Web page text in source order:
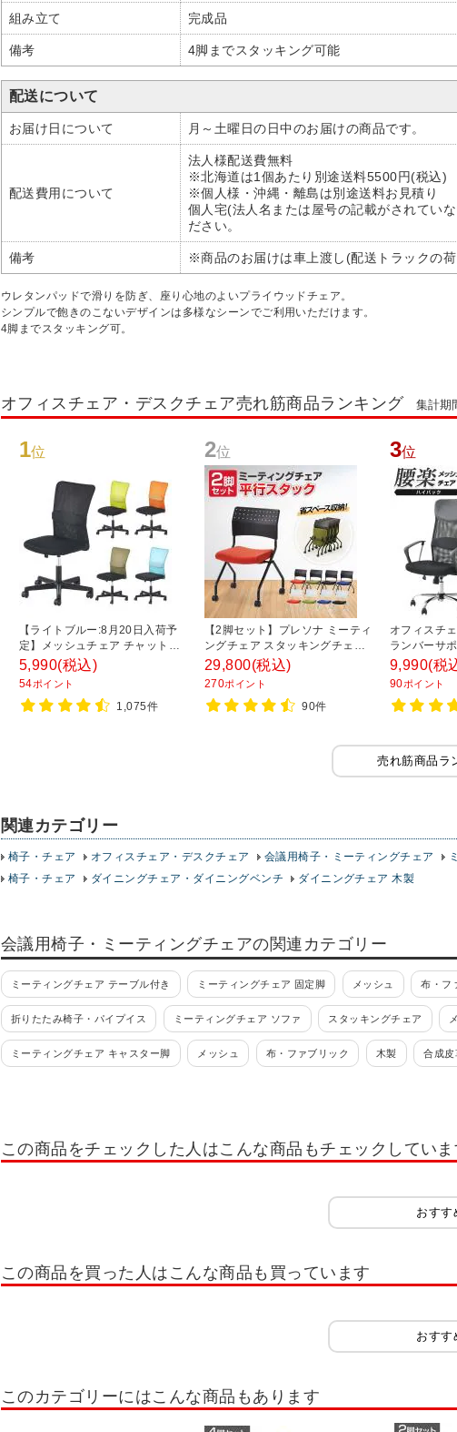
組み立て 完成品
備考 4脚までスタッキング可能
配送について
お届け日について 月～土曜日の日中のお届けの商品です。
配送費用について
法人様配送費無料
※北海道は1個あたり別途送料5500円(税込)
※個人様・沖縄・離島は別途送料お見積り
個人宅(法人名または屋号の記載がされてい
ださい。
備考 ※商品のお届けは車上渡し(配送トラックの荷
ウレタンパッドで滑りを防ぎ、座り心地のよいプライウッドチェア。
シンプルで飽きのこないデザインは多様なシーンでご利用いただけます。
4脚までスタッキング可。
オフィスチェア・デスクチェア売れ筋商品ランキング 集計期
1位
【ライトブルー:8月20日入荷予
定】メッシュチェア チャットチ
ェア ランバーサポート オフィス
チェア デスクチェア 会議椅子 幅
580×奥行580×高さ835-930mm
5,990(税込)
54ポイント
1,075件
2位
【2脚セット】プレソナ ミーティ
ングチェア スタッキングチェア
キャスター付き 座面クッション
幅570×奥行565×高さ805mm 会
議室 収納 法人 大人数 重ねる 会
議用椅子 会議用チェア
29,800(税込)
270ポイント
90件
3位
オフィスチ
ランバーサ
ュチェア パ
奥620×高さ
9,990(税
90ポイント
売れ筋商品ラ
関連カテゴリー
椅子・チェア オフィスチェア・デスクチェア 会議用椅子・ミーティングチェア
椅子・チェア
ダイニングチェア・ダイニングベンチ ダイニングチェア 木製
会議用椅子・ミーティングチェアの関連カテゴリー
ミーティングチェア テーブル付き ミーティングチェア 固定脚 メッシュ 布・フ
折りたたみ椅子・パイプイス ミーティングチェア ソファ スタッキングチェア
ミーティングチェア キャスター脚 メッシュ 布・ファブリック 木製 合成皮
この商品をチェックした人はこんな商品もチェックしていま
おすす
この商品を買った人はこんな商品も買っています
おすす
このカテゴリーにはこんな商品もあります